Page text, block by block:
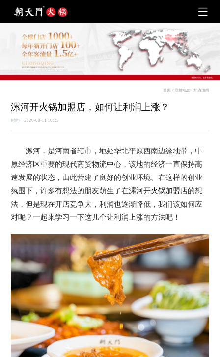
首页 >最新动态> 开店指南
漯河开火锅加盟店，如何让利润上涨？
时间：2020-08-11 10:25
漯河，是河南省辖市，地处华北平原西南边缘地带，中
原经济区重要的现代商贸物流中心，该地的经济一直保持高
速发展的状态，由此营建了良好的创业环境。在这样的创业
氛围下，许多有想法的朋友萌生了在漯河开火锅加盟店的想
法，但是现在开店竞争大，利润也逐渐降低，我们该如何应
对呢？一起来学习一下这几个让利润上涨的方法吧！